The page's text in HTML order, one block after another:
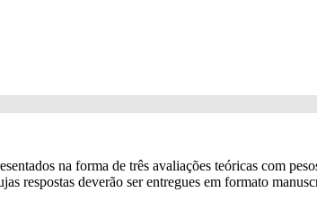
na forma de três avaliações teóricas com
respostas deverão ser entregues em formato